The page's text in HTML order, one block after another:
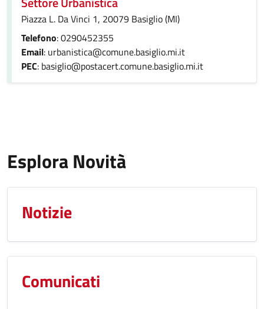
Piazza L. Da Vinci 1, 20079 Basiglio (MI)
Telefono: 0290452355
Email: urbanistica@comune.basiglio.mi.it
PEC: basiglio@postacert.comune.basiglio.mi.it
Esplora Novità
Notizie
Comunicati